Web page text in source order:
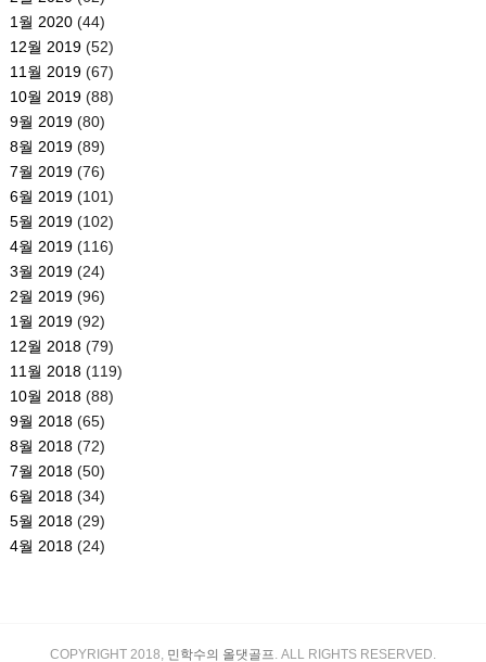
1월 2020(44)
12월 2019(52)
11월 2019(67)
10월 2019(88)
9월 2019(80)
8월 2019(89)
7월 2019(76)
6월 2019(101)
5월 2019(102)
4월 2019(116)
3월 2019(24)
2월 2019(96)
1월 2019(92)
12월 2018(79)
11월 2018(119)
10월 2018(88)
9월 2018(65)
8월 2018(72)
7월 2018(50)
6월 2018(34)
5월 2018(29)
4월 2018(24)
COPYRIGHT 2018, 민학수의 올댓골프. ALL RIGHTS RESERVED.